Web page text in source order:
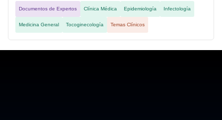
Documentos de Expertos Clínica Médica Epidemiología Infectología
Medicina General Tocoginecología Temas Clínicos